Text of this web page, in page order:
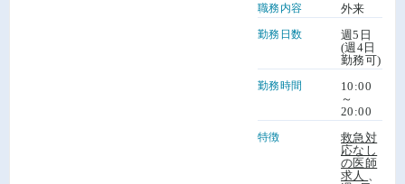
職務内容 外来
勤務日数
週5日
(週4日
勤務可)
勤務時間
10:00
～
20:00
特徴
救急対
応なし
の医師
求人